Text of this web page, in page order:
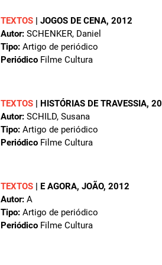
TEXTOS | JOGOS DE CENA, 2012
Autor: SCHENKER, Daniel
Tipo: Artigo de periódico
Periódico Filme Cultura
TEXTOS | HISTÓRIAS DE TRAVESSIA,
Autor: SCHILD, Susana
Tipo: Artigo de periódico
Periódico Filme Cultura
TEXTOS | E AGORA, JOÃO, 2012
Autor: A
Tipo: Artigo de periódico
Periódico Filme Cultura